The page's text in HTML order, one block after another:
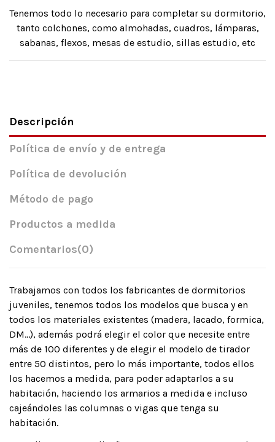
Tenemos todo lo necesario para completar su dormitorio,
tanto colchones, como almohadas, cuadros, lámparas,
sabanas, flexos, mesas de estudio, sillas estudio, etc
Descripción
Política de envío y de entrega
Política de devolución
Método de pago
Productos a medida
Comentarios(0)
Trabajamos con todos los fabricantes de dormitorios
juveniles, tenemos todos los modelos que busca y en
todos los materiales existentes (madera, lacado, formica,
DM…), además podrá elegir el color que necesite entre
más de 100 diferentes y de elegir el modelo de tirador
entre 50 distintos, pero lo más importante, todos ellos
los hacemos a medida, para poder adaptarlos a su
habitación, haciendo los armarios a medida e incluso
cajeándoles las columnas o vigas que tenga su
habitación.